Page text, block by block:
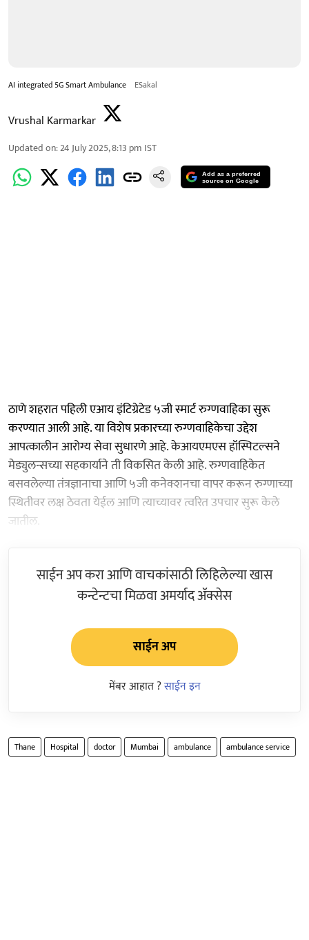
AI integrated 5G Smart Ambulance ESakal
Vrushal Karmarkar
Updated on:24 July 2025, 8:13 pm IST
Add as a preferred
source on Google
ठाणे शहरात पहिली एआय इंटिग्रेटेड ५जी स्मार्ट रुग्णवाहिका सुरू
करण्यात आली आहे. या विशेष प्रकारच्या रुग्णवाहिकेचा उद्देश
आपत्कालीन आरोग्य सेवा सुधारणे आहे. केआयएमएस हॉस्पिटल्सने
मेड्युलन्सच्या सहकार्याने ती विकसित केली आहे. रुग्णवाहिकेत
बसवलेल्या तंत्रज्ञानाचा आणि ५जी कनेक्शनचा वापर करून रुग्णाच्या
स्थितीवर लक्ष ठेवता येईल आणि त्याच्यावर त्वरित उपचार सुरू केले
जातील.
साईन अप करा आणि वाचकांसाठी लिहिलेल्या खास
कन्टेन्टचा मिळवा अमर्याद ॲक्सेस
साईन अप
मेंबर आहात ?साईन इन
Thane Hospital doctor Mumbai ambulance ambulance service